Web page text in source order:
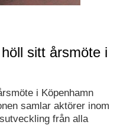
sitt årsmöte i
i Köpenhamn
samlar aktörer inom
från alla